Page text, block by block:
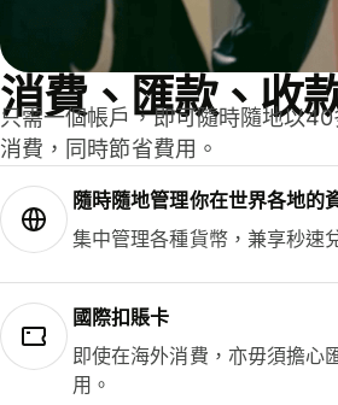
消費、匯款、收
只需一個帳戶，即可隨時隨地以
消費，同時節省費用。
隨時隨地管理你在世界各地的
集中管理各種貨幣，兼享秒速
國際扣賬卡
即使在海外消費，亦毋須擔心
用。